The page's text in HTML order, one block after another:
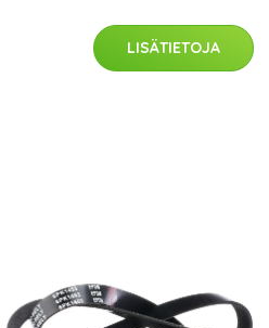
LISÄTIETOJA